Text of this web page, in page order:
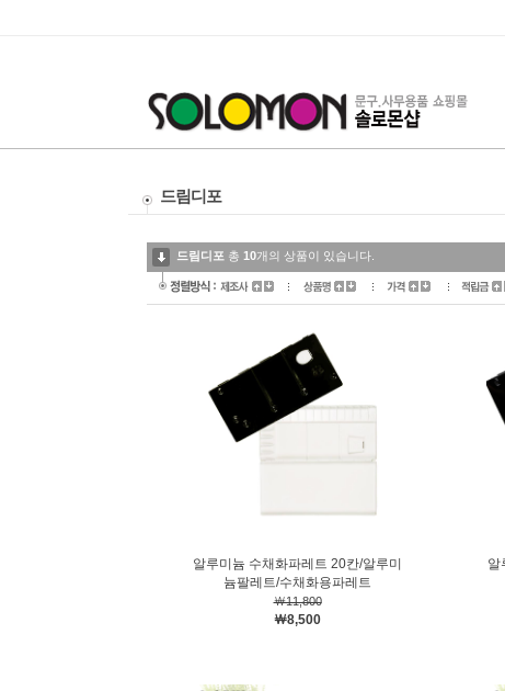
드림디포
드림디포 총 10개의 상품이 있습니다.
알루미늄 수채화파레트 20칸/알루미
늄팔레트/수채화용파레트
￦11,800
￦8,500
알